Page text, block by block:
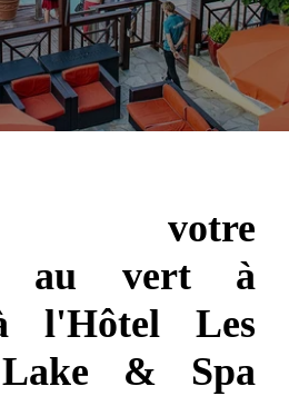
votre
au vert à
l'Hôtel Les
Lake & Spa